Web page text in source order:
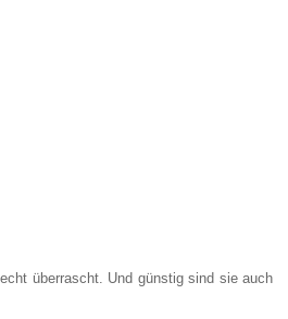
überrascht. Und günstig sind sie auch